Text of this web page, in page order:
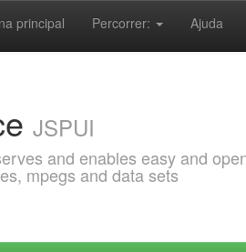
principal Percorrer: Ajuda
JSPUI
and enables easy and
mpegs and data sets